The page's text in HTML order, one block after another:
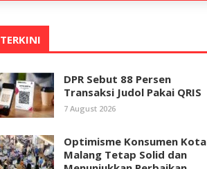
TERKINI
DPR Sebut 88 Persen
Transaksi Judol Pakai QRIS
7 August 2026
Optimisme Konsumen Kota
Malang Tetap Solid dan